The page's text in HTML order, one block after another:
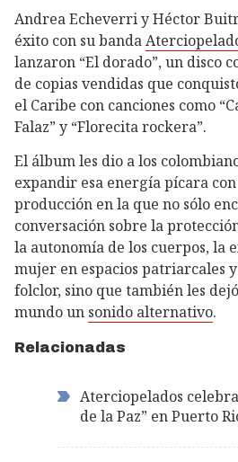
Andrea Echeverri y Héctor
éxito con su banda
lanzaron “El dorado”, un disco
de copias vendidas que
el Caribe con canciones como
Falaz” y “Florecita rockera”.
El álbum les dio a los
expandir esa energía pícara con
producción en la que no sólo
conversación sobre la
la autonomía de los cuerpos, la
mujer en espacios patriarcales
folclor, sino que también les
mundo un sonido alternativo.
Relacionadas
Aterciopelados
de la Paz” en Puerto